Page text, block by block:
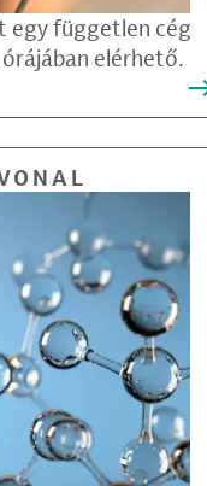
egy független cég
elérhető.